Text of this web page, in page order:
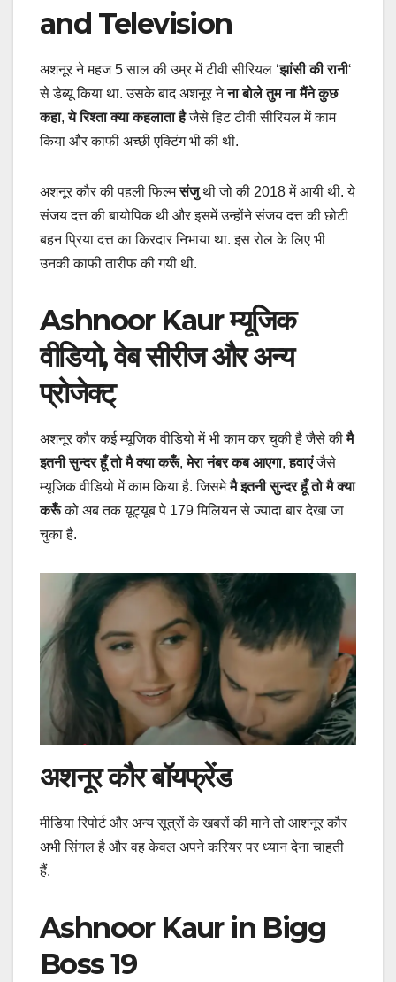
and Television
अशनूर ने महज 5 साल की उम्र में टीवी सीरियल ‘झांसी की रानी‘
से डेब्यू किया था. उसके बाद अशनूर नेना बोले तुम ना मैंने कुछ
कहा,ये रिश्ता क्या कहलाता हैजैसे हिट टीवी सीरियल में काम
किया और काफी अच्छी एक्टिंग भी की थी.
अशनूर कौर की पहली फिल्मसंजुथी जो की 2018 में आयी थी. ये
संजय दत्त की बायोपिक थी और इसमें उन्होंने संजय दत्त की छोटी
बहन प्रिया दत्त का किरदार निभाया था. इस रोल के लिए भी
उनकी काफी तारीफ की गयी थी.
Ashnoor Kaur म्यूजिक
वीडियो, वेब सीरीज और अन्य
प्रोजेक्ट्
अशनूर कौर कई म्यूजिक वीडियो में भी काम कर चुकी है जैसे कीमै
इतनी सुन्दर हूँ तो मै क्या करूँ,मेरा नंबर कब आएगा,हवाएंजैसे
म्यूजिक वीडियो में काम किया है. जिसमेमै इतनी सुन्दर हूँ तो मै क्या
करूँको अब तक यूट्यूब पे 179 मिलियन से ज्यादा बार देखा जा
चुका है.
अशनूर कौर बॉयफ्रेंड
मीडिया रिपोर्ट और अन्य सूत्रों के खबरों की माने तो आशनूर कौर
अभी सिंगल है और वह केवल अपने करियर पर ध्यान देना चाहती
हैं.
Ashnoor Kaur in Bigg
Boss 19